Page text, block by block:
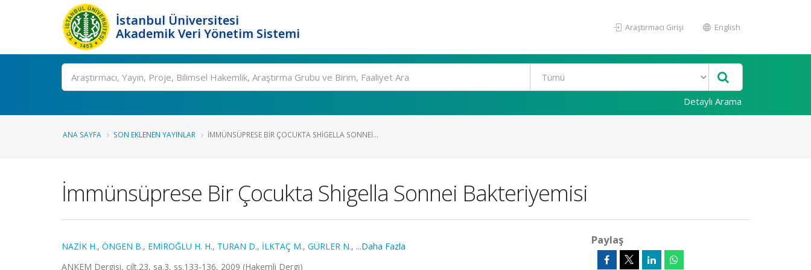
İstanbul Üniversitesi
Akademik Veri Yönetim Sistemi
Araştırmacı Girişi English
Ara
Detaylı Arama
ANA SAYFA SON EKLENEN YAYINLAR İMMÜNSÜPRESE BIR ÇOCUKTA SHIGELLA SONNEI...
İmmünsüprese Bir Çocukta Shigella Sonnei Bakteriyemisi
NAZİK H., ÖNGEN B., EMİROĞLU H. H., TURAN D., İLKTAÇ M., GÜRLER N., ...Daha Fazla
ANKEM Dergisi, cilt.23, sa.3, ss.133-136, 2009 (Hakemli Dergi)
Paylaş